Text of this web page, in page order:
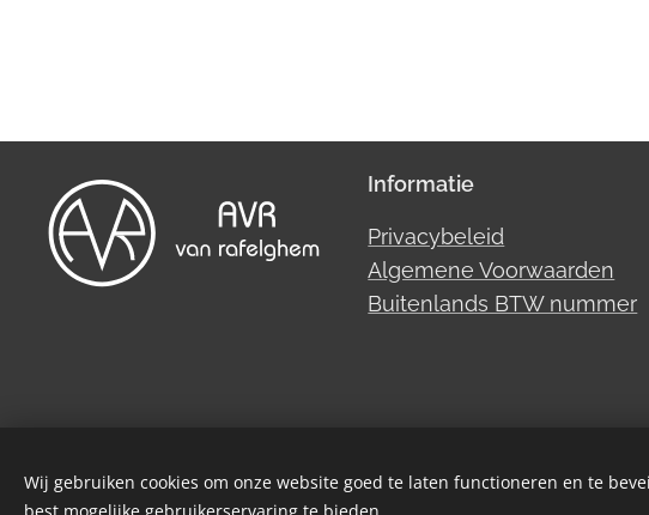
Informatie
Privacybeleid
Algemene Voorwaarden
Buitenlands BTW nummer
Wij gebruiken cookies om onze website goed te laten functioneren en te